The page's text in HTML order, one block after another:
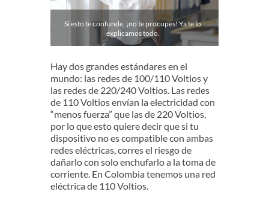
Si esto te confunde, ¡no te procupes! Ya te lo
explicamos todo.
Hay dos grandes estándares en el
mundo: las redes de 100/110 Voltios y
las redes de 220/240 Voltios. Las redes
de 110 Voltios envían la electricidad con
“menos fuerza” que las de 220 Voltios,
por lo que esto quiere decir que si tu
dispositivo no es compatible con ambas
redes eléctricas, corres el riesgo de
dañarlo con solo enchufarlo a la toma de
corriente. En Colombia tenemos una red
eléctrica de 110 Voltios.